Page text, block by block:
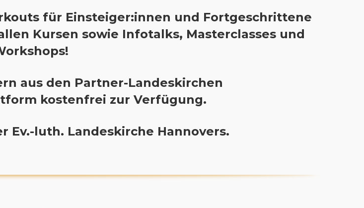
für Einsteiger:innen und Fortgeschrittene
Kursen sowie Infotalks, Masterclasses und
aus den Partner-Landeskirchen
kostenfrei zur Verfügung.
Ev.-luth. Landeskirche Hannovers.